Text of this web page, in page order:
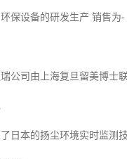
保设备的研发生产 销售为
瑞公司由上海复旦留美博士
日本的扬尘环境实时监测